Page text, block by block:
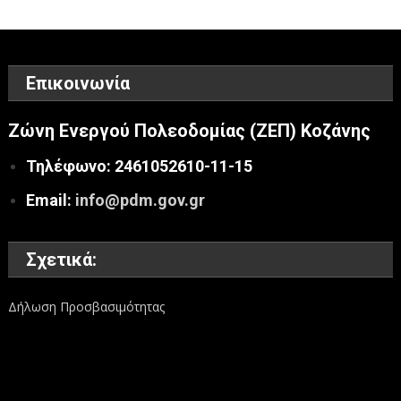
Επικοινωνία
Ζώνη Ενεργού Πολεοδομίας (ΖΕΠ) Κοζάνης
Τηλέφωνο: 2461052610-11-15
Email: info@pdm.gov.gr
Σχετικά:
Δήλωση Προσβασιμότητας